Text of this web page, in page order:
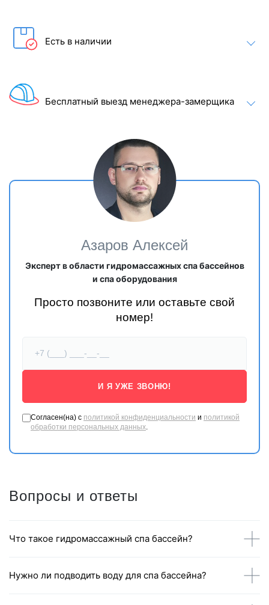
Азаров Алексей
Эксперт в области гидромассажных спа бассейнов
и спа оборудования
Просто позвоните или оставьте свой
номер!
И Я УЖЕ ЗВОНЮ!
Согласен(на) с политикой конфиденциальности и политикой
обработки персональных данных.
Есть в наличии
Бесплатный выезд менеджера-замерщика
Вопросы и ответы
Что такое гидромассажный спа бассейн?
Нужно ли подводить воду для спа бассейна?